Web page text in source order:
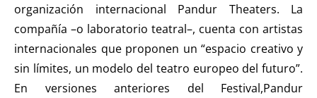
organización internacional Pandur Theaters. La
compañía –o laboratorio teatral–, cuenta con artistas
internacionales que proponen un “espacio creativo y
sin límites, un modelo del teatro europeo del futuro”.
En versiones anteriores del Festival,Pandur